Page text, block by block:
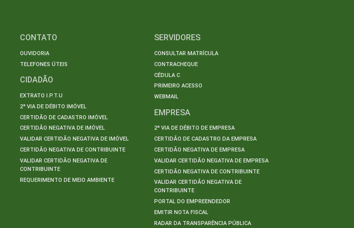
CONTATO
OUVIDORIA
TELEFONES ÚTEIS
CIDADÃO
EXTRATO I.P.T.U
2ª VIA DE DÉBITO IMÓVEL
CERTIDÃO DE CADASTRO IMÓVEL
CERTIDÃO NEGATIVA DE IMÓVEL
VALIDAR CERTIDÃO NEGATIVA DE IMÓVEL
CERTIDÃO NEGATIVA DE CONTRIBUINTE
VALIDAR CERTIDÃO NEGATIVA DE
CONTRIBUINTE
REQUERIMENTO DE MEIO AMBIENTE
SERVIDORES
CONSULTAR MATRÍCULA
CONTRACHEQUE
CÉDULA C
PRIMEIRO ACESSO
WEBMAIL
EMPRESA
2ª VIA DE DÉBITO DE EMPRESA
CERTIDÃO DE CADASTRO DA EMPRESA
CERTIDÃO NEGATIVA DE EMPRESA
VALIDAR CERTIDÃO NEGATIVA DE EMPRESA
CERTIDÃO NEGATIVA DE CONTRIBUINTE
VALIDAR CERTIDÃO NEGATIVA DE
CONTRIBUINTE
PORTAL DO EMPREENDEDOR
EMITIR NOTA FISCAL
RADAR DA TRANSPARÊNCIA PÚBLICA